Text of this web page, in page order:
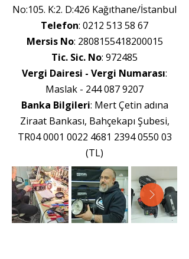
No:105. K:2. D:426 Kağıthane/İstanbul
Telefon: 0212 513 58 67
Mersis No: 2808155418200015
Tic. Sic. No: 972485
Vergi Dairesi - Vergi Numarası:
Maslak - 244 087 9207
Banka Bilgileri: Mert Çetin adına
Ziraat Bankası, Bahçekapı Şubesi,
TR040001 0022 4681 23940550 03
(TL)